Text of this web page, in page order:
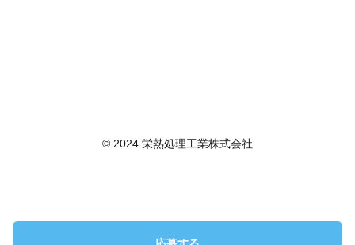
© 2024 栄熱処理工業株式会社